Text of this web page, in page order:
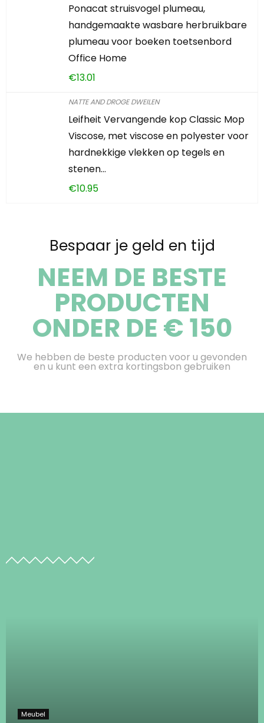
Ponacat struisvogel plumeau,
handgemaakte wasbare herbruikbare
plumeau voor boeken toetsenbord
Office Home
€13.01
NATTE AND DROGE DWEILEN
Leifheit Vervangende kop Classic Mop
Viscose, met viscose en polyester voor
hardnekkige vlekken op tegels en
stenen…
€10.95
Bespaar je geld en tijd
NEEM DE BESTE
PRODUCTEN
ONDER DE € 150
We hebben de beste producten voor u gevonden
en u kunt een extra kortingsbon gebruiken
Meubel